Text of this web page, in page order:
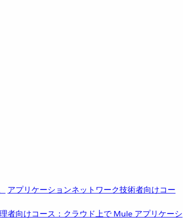
アプリケーションネットワーク技術者向けコー
者向けコース：クラウド上で Mule アプリケーシ